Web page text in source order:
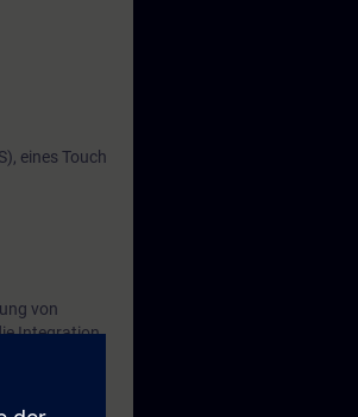
eines Touch
von
Integration